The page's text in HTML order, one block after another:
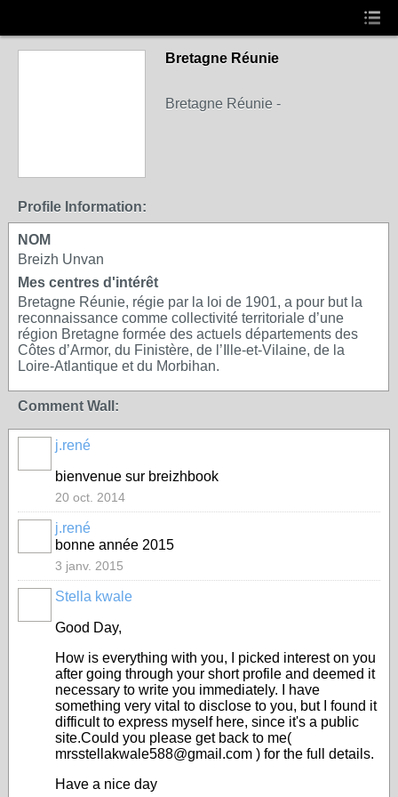
Bretagne Réunie
Bretagne Réunie -
Profile Information:
NOM
Breizh Unvan
Mes centres d'intérêt
Bretagne Réunie, régie par la loi de 1901, a pour but la
reconnaissance comme collectivité territoriale d’une
région Bretagne formée des actuels départements des
Côtes d’Armor, du Finistère, de l’Ille-et-Vilaine, de la
Loire-Atlantique et du Morbihan.
Comment Wall:
j.rené
bienvenue sur breizhbook
20 oct. 2014
j.rené
bonne année 2015
3 janv. 2015
Stella kwale
Good Day,
How is everything with you, I picked interest on you
after going through your short profile and deemed it
necessary to write you immediately. I have
something very vital to disclose to you, but I found it
difficult to express myself here, since it's a public
site.Could you please get back to me(
mrsstellakwale588@gmail.com ) for the full details.
Have a nice day